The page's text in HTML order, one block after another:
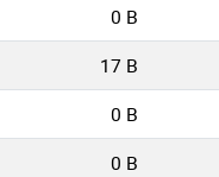
0 B
17 B
0 B
0 B